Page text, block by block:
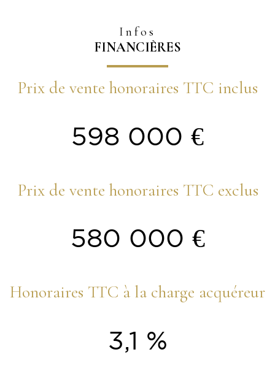
Infos
FINANCIÈRES
Prix de vente honoraires TTC inclus
598 000 €
Prix de vente honoraires TTC exclus
580 000 €
Honoraires TTC à la charge acquéreur
3,1 %